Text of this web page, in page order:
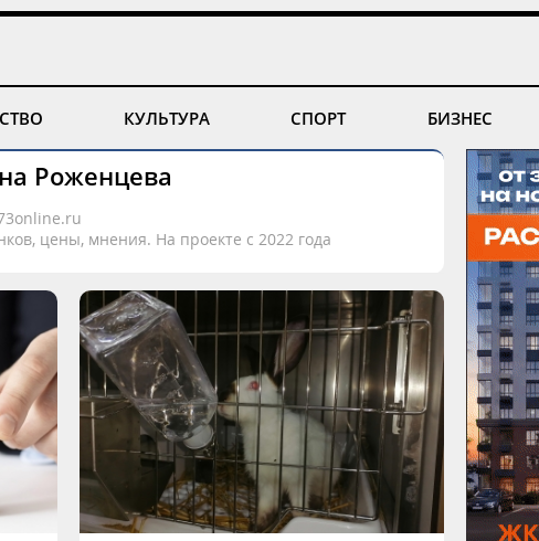
КУЛЬТУРА СПОРТ БИЗНЕС
Роженцева
цены, мнения. На проекте с 2022 года